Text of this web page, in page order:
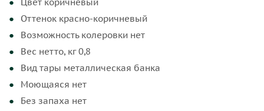
Оттенок красно-коричневый
Возможность колеровки нет
Вес нетто, кг 0,8
Вид тары металлическая банка
Моющаяся нет
Без запаха нет